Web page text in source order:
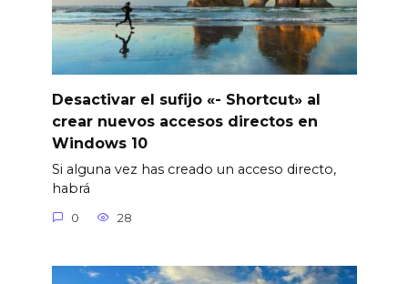
Desactivar el sufijo «- Shortcut» al
crear nuevos accesos directos en
Windows 10
Si alguna vez has creado un acceso directo,
habrá
0 28